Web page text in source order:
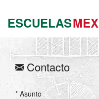
ESCUELASMEX
Contacto
* Asunto